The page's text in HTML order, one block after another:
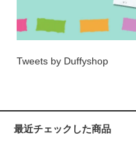
Tweets by Duffyshop
最近チェックした商品